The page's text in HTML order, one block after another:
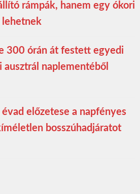
rámpák, hanem egy ókori
lehetnek
300 órán át festett egyedi
ausztrál naplementéből
előzetese a napfényes
bosszúhadjáratot